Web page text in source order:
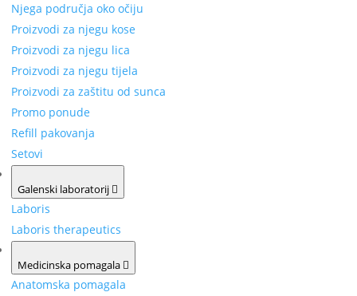
Njega područja oko očiju
Proizvodi za njegu kose
Proizvodi za njegu lica
Proizvodi za njegu tijela
Proizvodi za zaštitu od sunca
Promo ponude
Refill pakovanja
Setovi
Galenski laboratorij
Laboris
Laboris therapeutics
Medicinska pomagala
Anatomska pomagala